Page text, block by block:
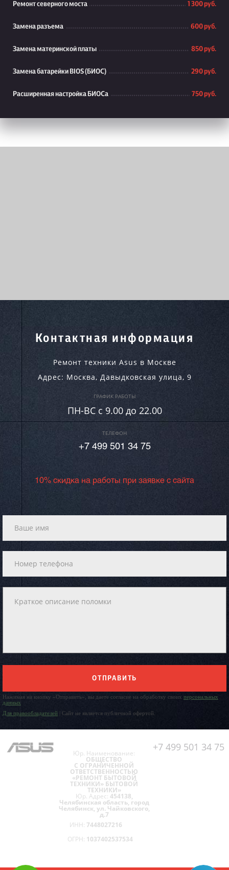
Ремонт северного моста 1 300 руб.
Замена разъема 600 руб.
Замена материнской платы 850 руб.
Замена батарейки BIOS (БИОС) 290 руб.
Расширенная настройка БИОСа 750 руб.
Контактная информация
Ремонт техники Asus в Москве
Адрес: Москва, Давыдковская улица, 9
ГРАФИК РАБОТЫ
ПН-ВC c 9.00 до 22.00
ТЕЛЕФОН
+7 499 501 34 75
10% скидка на работы при заявке с сайта
ОТПРАВИТЬ
Нажимая на кнопку «Отправить», вы даете согласие на обработку своих персональных
данных
Для правообладателей | Сайт не является публичной офертой.
+7 499 501 34 75
Юр. Наименование:
ОБЩЕСТВО
С ОГРАНИЧЕННОЙ
ОТВЕТСТВЕННОСТЬЮ
«РЕМОНТ БЫТОВОЙ
ТЕХНИКИ» БЫТОВОЙ
ТЕХНИКИ»
Юр. Адрес: 454138,
Челябинская область, город
Челябинск, ул. Чайковского,
д.7
ИНН: 7448027216
ОГРН: 1037402537534